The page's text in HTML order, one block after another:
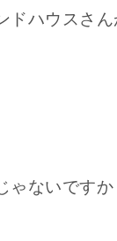
ドハウスさ
ゃないですか